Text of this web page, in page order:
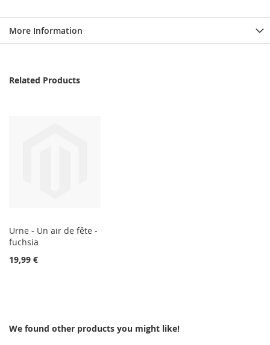
More Information
Related Products
Urne - Un air de fête -
fuchsia
19,99 €
We found other products you might like!